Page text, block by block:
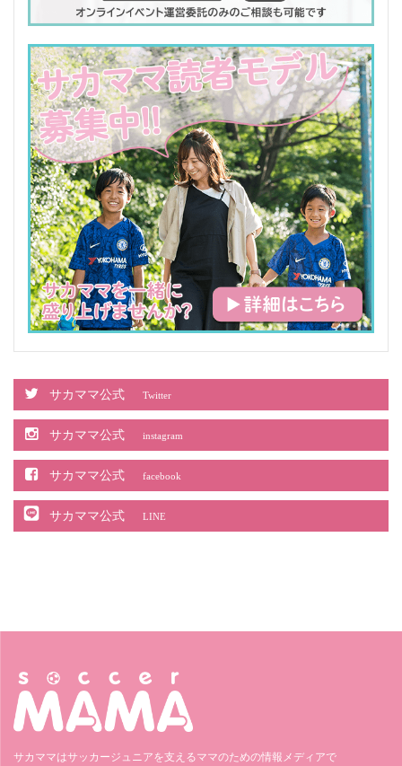
サカママ公式 Twitter
サカママ公式 instagram
サカママ公式 facebook
サカママ公式 LINE
サカママはサッカージュニアを支えるママのための情報メディアで